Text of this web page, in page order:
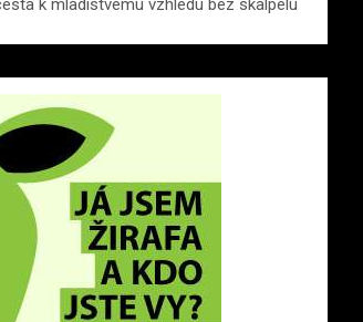
k mladistvému vzhledu bez skalpelu